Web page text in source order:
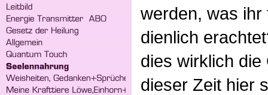
werden, was
dienlich
dies wirklich
dieser Zeit hier